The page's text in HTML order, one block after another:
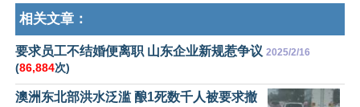
相关文章：
要求员工不结婚便离职 山东企业新规惹争议 2025/2/16
(86,884次)
澳洲东北部洪水泛滥 酿1死数千人被要求撤